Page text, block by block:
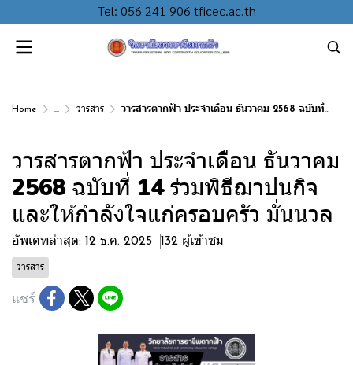
Tel: 056 241 906 tficec.ac.th
Home ... วารสาร วารสารตากฟ้า ประจำเดือน ธันวาคม 2568 ฉบับที่ 14 ร่วมพิธีฌาปนกิจและให้กำลังใจแก่ครอบครัว มั่นนวล
วารสารตากฟ้า ประจำเดือน ธันวาคม
2568 ฉบับที่ 14 ร่วมพิธีฌาปนกิจ
และให้กำลังใจแก่ครอบครัว มั่นนวล
อัพเดทล่าสุด: 12 ธ.ค. 2025 132 ผู้เข้าชม
วารสาร
แชร์